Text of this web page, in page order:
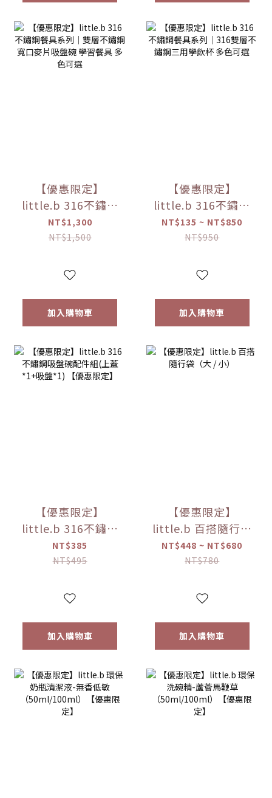
【優惠限定】
little.b 316不鏽鋼
餐具系列｜雙層不
鏽鋼寬口麥片吸盤
選
NT$1,300
NT$1,500
加入購物車
【優惠限定】
little.b 316不鏽鋼
餐具系列｜316雙層
不鏽鋼三用學飲杯
NT$135 ~ NT$850
NT$950
加入購物車
【優惠限定】
little.b 316不鏽鋼
吸盤碗配件組(上蓋
*1+吸盤*1) 【優惠
NT$385
NT$495
加入購物車
【優惠限定】
little.b 百搭隨行袋
（大 / 小）
NT$448 ~ NT$680
NT$780
加入購物車